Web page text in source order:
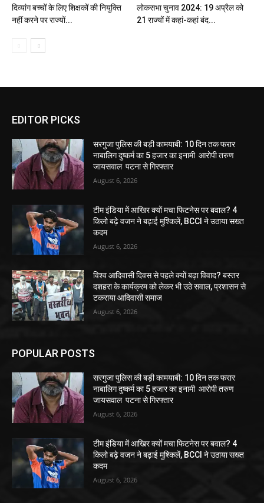
दिव्यांग बच्चों के लिए शिक्षकों की नियुक्ति
नहीं करने पर राज्यों...
लोकसभा चुनाव 2024: 19 अप्रैल को
21 राज्यों में कहां-कहां बंद...
EDITOR PICKS
सरगुजा पुलिस की बड़ी कामयाबी: 10 दिन तक फरार
नाबालिग दुष्कर्म का 5 हजार का इनामी आरोपी तरुण
जायसवाल पटना से गिरफ्तार
August 6, 2026
टीम इंडिया में आखिर क्यों मचा फिटनेस पर बवाल? 4
किलो बढ़े वजन ने बढ़ाई मुश्किलें, BCCI ने उठाया सख्त
कदम
August 6, 2026
विश्व आदिवासी दिवस से पहले क्यों बढ़ा विवाद? बस्तर
दशहरा के कार्यक्रम को लेकर भी उठे सवाल, प्रशासन से
टकराया आदिवासी समाज
August 6, 2026
POPULAR POSTS
सरगुजा पुलिस की बड़ी कामयाबी: 10 दिन तक फरार
नाबालिग दुष्कर्म का 5 हजार का इनामी आरोपी तरुण
जायसवाल पटना से गिरफ्तार
August 6, 2026
टीम इंडिया में आखिर क्यों मचा फिटनेस पर बवाल? 4
किलो बढ़े वजन ने बढ़ाई मुश्किलें, BCCI ने उठाया सख्त
कदम
August 6, 2026